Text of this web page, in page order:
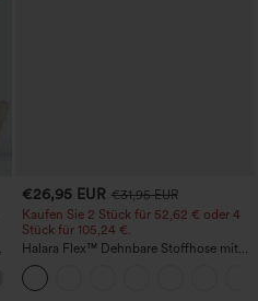
€26,95 EUR €31,95 EUR
Kaufen Sie 2 Stück für 52,62 € oder 4
Stück für 105,24 €.
Halara Flex™ Dehnbare Stoffhose mit
hohem Bund, Waffelmuster,
Seitentaschen und weitem Bein